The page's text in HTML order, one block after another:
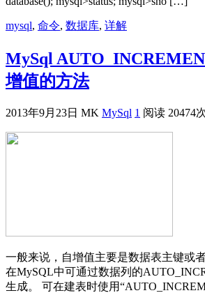
mysql, 命令, 数据库, 详解
MySql
增值的方法
2013年9月23日 MK MySql 1 阅读 20474
一般来说，自增值主要是数据表主键或
在MySQL中可通过数据列的
生成。 可在建表时使用